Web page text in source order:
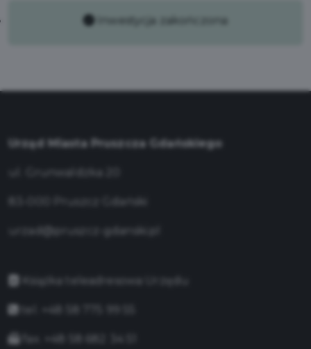
Inwestycja zakończona
Urząd Miasta Pruszcza Gdańskiego
urzad@pruszcz-gdanski.pl
Książka teleadresowa Urzędu